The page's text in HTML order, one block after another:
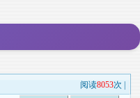
阅读8053次 |